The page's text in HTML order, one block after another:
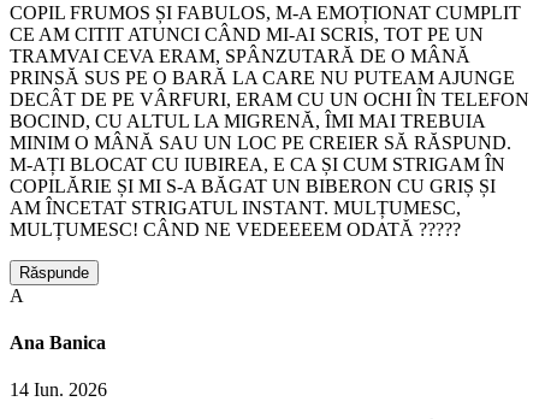
COPIL FRUMOS ȘI FABULOS, M-A EMOȚIONAT CUMPLIT
CE AM CITIT ATUNCI CÂND MI-AI SCRIS, TOT PE UN
TRAMVAI CEVA ERAM, SPÂNZUTARĂ DE O MÂNĂ
PRINSĂ SUS PE O BARĂ LA CARE NU PUTEAM AJUNGE
DECÂT DE PE VÂRFURI, ERAM CU UN OCHI ÎN TELEFON
BOCIND, CU ALTUL LA MIGRENĂ, ÎMI MAI TREBUIA
MINIM O MÂNĂ SAU UN LOC PE CREIER SĂ RĂSPUND.
M-AȚI BLOCAT CU IUBIREA, E CA ȘI CUM STRIGAM ÎN
COPILĂRIE ȘI MI S-A BĂGAT UN BIBERON CU GRIȘ ȘI
AM ÎNCETAT STRIGATUL INSTANT. MULȚUMESC,
MULȚUMESC! CÂND NE VEDEEEEM ODATĂ ?????
Răspunde
A
Ana Banica
14 Iun. 2026